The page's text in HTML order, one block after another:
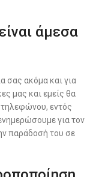
άμεσα
σας ακόμα και για
μας και εμείς θα
εντός
για τον
παράδοσή του σε